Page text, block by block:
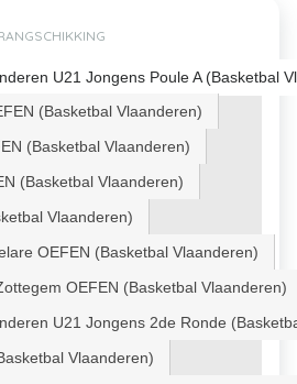
U21 Jongens Poule A (Basketbal
(Basketbal Vlaanderen)
(Basketbal Vlaanderen)
(Basketbal Vlaanderen)
Vlaanderen)
OEFEN (Basketbal Vlaanderen)
OEFEN (Basketbal Vlaanderen)
U21 Jongens 2de Ronde
Vlaanderen)